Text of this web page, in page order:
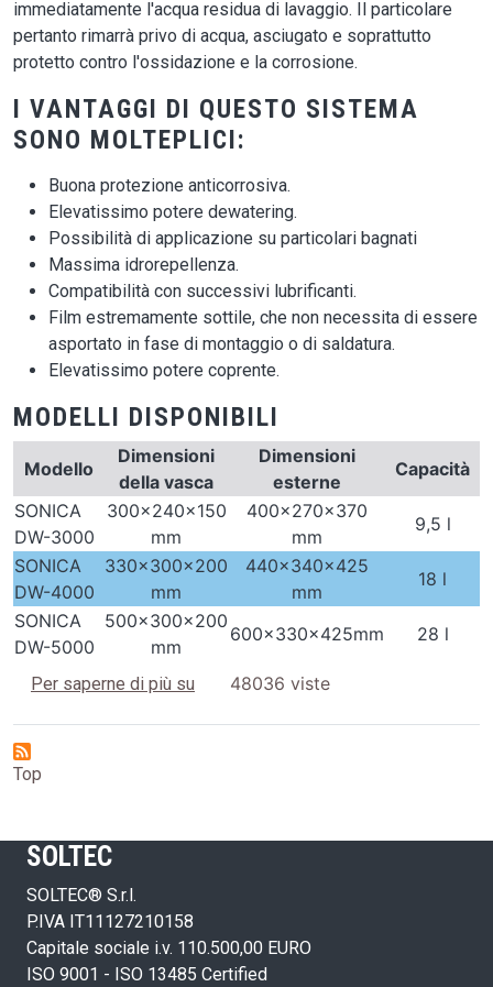
immediatamente l'acqua residua di lavaggio. Il particolare
pertanto rimarrà privo di acqua, asciugato e soprattutto
protetto contro l'ossidazione e la corrosione.
I VANTAGGI DI QUESTO SISTEMA
SONO MOLTEPLICI:
Buona protezione anticorrosiva.
Elevatissimo potere dewatering.
Possibilità di applicazione su particolari bagnati
Massima idrorepellenza.
Compatibilità con successivi lubrificanti.
Film estremamente sottile, che non necessita di essere
asportato in fase di montaggio o di saldatura.
Elevatissimo potere coprente.
MODELLI DISPONIBILI
Modello
Dimensioni
della vasca
Dimensioni
esterne
Capacità
SONICA
DW-3000
300x240x150
mm
400x270x370
mm
9,5 l
SONICA
DW-4000
330x300x200
mm
440x340x425
mm
18 l
SONICA
DW-5000
500x300x200
mm
600x330x425mm 28 l
Per saperne di più su Vasche di dewatering SONICA
48036 viste
Top
SOLTEC
SOLTEC® S.r.l.
P.IVA IT11127210158
Capitale sociale i.v. 110.500,00 EURO
ISO 9001 - ISO 13485 Certified